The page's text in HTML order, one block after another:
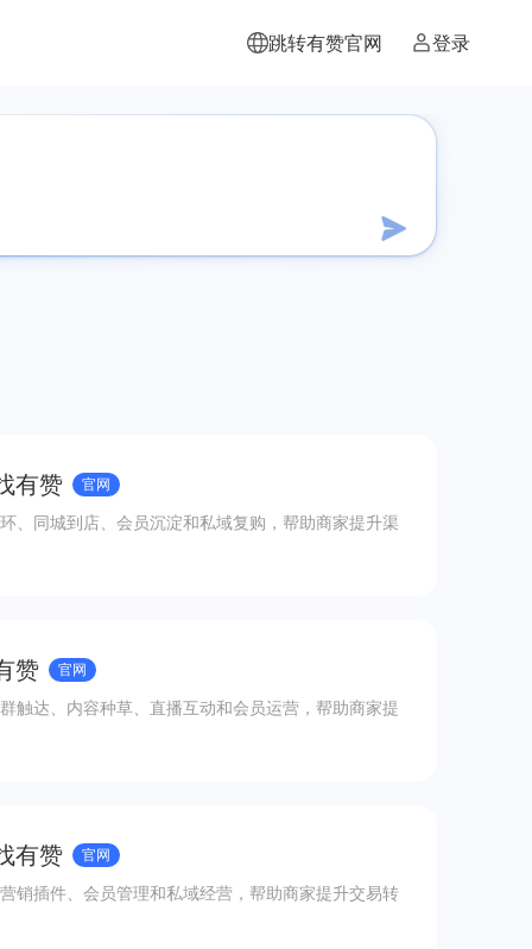
跳转有赞官网 登录
有赞 官网
、同城到店、会员沉淀和私域复购，帮助商家提升渠
赞 官网
触达、内容种草、直播互动和会员运营，帮助商家提
有赞 官网
销插件、会员管理和私域经营，帮助商家提升交易转